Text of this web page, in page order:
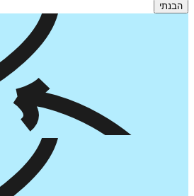
הבנתי